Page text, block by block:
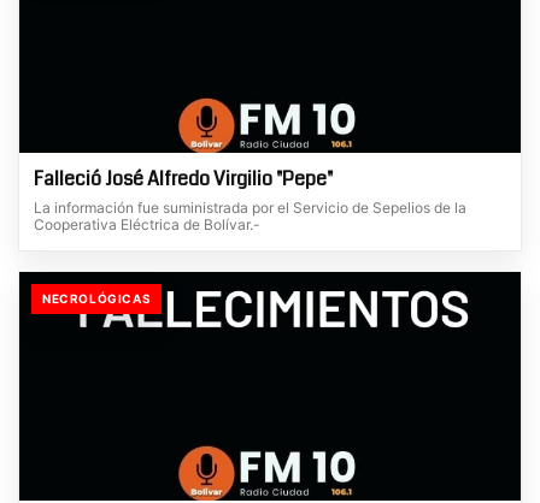
Falleció José Alfredo Virgilio "Pepe"
La información fue suministrada por el Servicio de Sepelios de la
Cooperativa Eléctrica de Bolívar.-
NECROLÓGICAS